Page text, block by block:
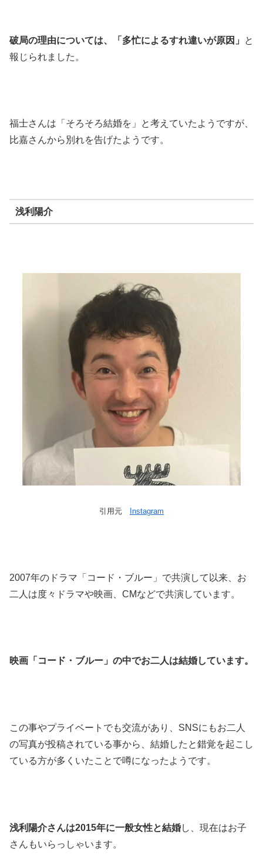
破局の理由については、「多忙によるすれ違いが原因」
と
報じられました。
福士さんは「そろそろ結婚を」と考えていたようですが、
比嘉さんから別れを告げたようです。
浅利陽介
引用元 Instagram
2007年のドラマ「コード・ブルー」で共演して以来、お
二人は度々ドラマや映画、CMなどで共演しています。
映画「コード・ブルー」の中でお二人は結婚しています。
この事やプライベートでも交流があり、SNSにもお二人
の写真が投稿されている事から、結婚したと錯覚を起こし
ている方が多くいたことで噂になったようです。
浅利陽介さんは2015年に一般女性と結婚し、現在はお子
さんもいらっしゃいます。